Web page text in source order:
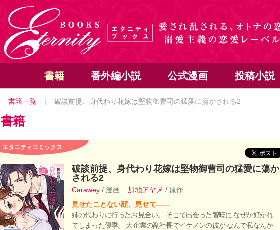
書籍 番外編小説 公式漫画 投稿小説
書籍一覧 | 破談前提、身代わり花嫁は堅物御曹司の猛愛に蕩かされる2
書籍
エタニティコミックス
破談前提、身代わり花嫁は堅物御曹司の猛愛に蕩か
される2
Carawey / 漫画 加地アヤメ / 原作
見せたことない顔、見せて――
姉の代わりに行ったお見合い。 そこで出会った智暁に なぜか好かれ
てしまった優季。 大企業の副社長でイケメンの彼が なんで私なんか